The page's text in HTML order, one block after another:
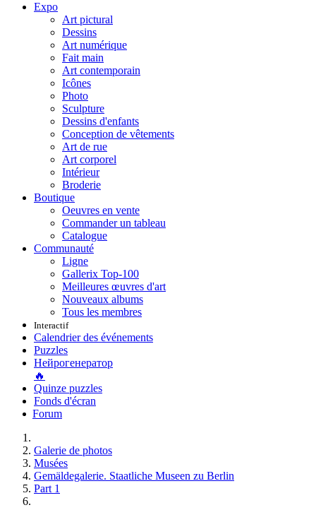
Expo
Art pictural
Dessins
Art numérique
Fait main
Art contemporain
Icônes
Photo
Sculpture
Dessins d'enfants
Conception de vêtements
Art de rue
Art corporel
Intérieur
Broderie
Boutique
Oeuvres en vente
Commander un tableau
Catalogue
Communauté
Ligne
Gallerix Top-100
Meilleures œuvres d'art
Nouveaux albums
Tous les membres
Interactif
Calendrier des événements
Puzzles
Нейрогенератор
🔥
Quinze puzzles
Fonds d'écran
Forum
Galerie de photos
Musées
Gemäldegalerie. Staatliche Museen zu Berlin
Part 1